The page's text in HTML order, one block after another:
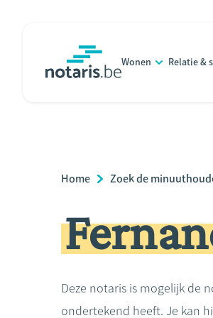
Wonen Relatie &
Breadcrumb
Home Zoek de
Deze notaris is mogelijk de
ondertekend heeft. Je kan